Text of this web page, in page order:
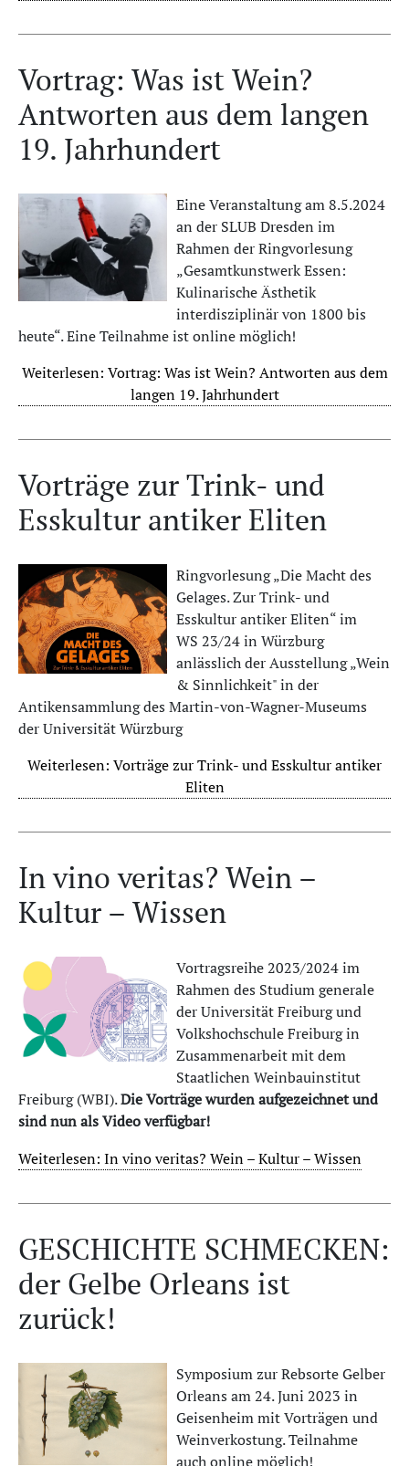
Vortrag: Was ist Wein?
Antworten aus dem langen
19. Jahrhundert
Eine Veranstaltung am 8.5.2024
an der SLUB Dresden im
Rahmen der Ringvorlesung
„Gesamtkunstwerk Essen:
Kulinarische Ästhetik
interdisziplinär von 1800 bis
heute“. Eine Teilnahme ist online möglich!
Weiterlesen: Vortrag: Was ist Wein? Antworten aus dem
langen 19. Jahrhundert
Vorträge zur Trink- und
Esskultur antiker Eliten
Ringvorlesung „Die Macht des
Gelages. Zur Trink- und
Esskultur antiker Eliten“ im
WS 23/24 in Würzburg
anlässlich der Ausstellung „Wein
& Sinnlichkeit" in der
Antikensammlung des Martin-von-Wagner-Museums
der Universität Würzburg
Weiterlesen: Vorträge zur Trink- und Esskultur antiker
Eliten
In vino veritas? Wein –
Kultur – Wissen
Vortragsreihe 2023/2024 im
Rahmen des Studium generale
der Universität Freiburg und
Volkshochschule Freiburg in
Zusammenarbeit mit dem
Staatlichen Weinbauinstitut
Freiburg (WBI).Die Vorträge wurden aufgezeichnet und
sind nun als Video verfügbar!
Weiterlesen: In vino veritas? Wein – Kultur – Wissen
GESCHICHTE SCHMECKEN:
der Gelbe Orleans ist
zurück!
Symposium zur Rebsorte Gelber
Orleans am 24. Juni 2023 in
Geisenheim mit Vorträgen und
Weinverkostung. Teilnahme
auch online möglich!